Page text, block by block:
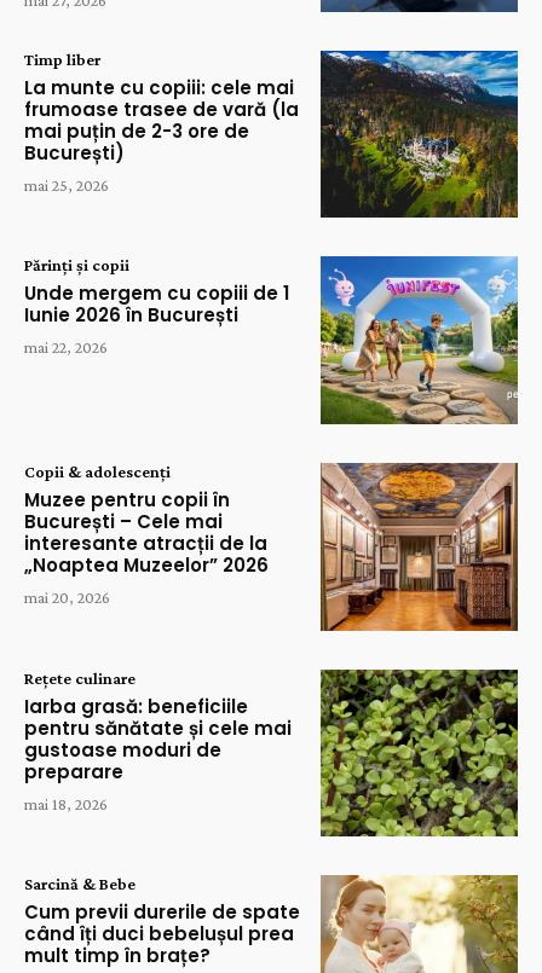
Timp liber
La munte cu copiii: cele mai
frumoase trasee de vară (la
mai puțin de 2-3 ore de
București)
mai 25, 2026
Părinți și copii
Unde mergem cu copiii de 1
Iunie 2026 în București
mai 22, 2026
Copii & adolescenți
Muzee pentru copii în
București – Cele mai
interesante atracții de la
„Noaptea Muzeelor” 2026
mai 20, 2026
Rețete culinare
Iarba grasă: beneficiile
pentru sănătate și cele mai
gustoase moduri de
preparare
mai 18, 2026
Sarcină & Bebe
Cum previi durerile de spate
când îți duci bebelușul prea
mult timp în brațe?